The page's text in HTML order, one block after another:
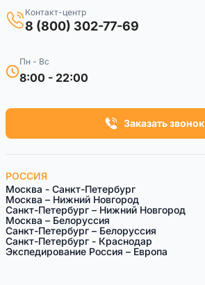
Контакт-центр
8 (800) 302-77-69
Пн - Вс
8:00 - 22:00
Заказать звонок
РОССИЯ
Москва - Санкт-Петербург
Москва – Нижний Новгород
Санкт-Петербург – Нижний Новгород
Москва – Белоруссия
Санкт-Петeрбург – Белоруссия
Санкт-Петербург - Краснодар
Экспедирование Россия – Европа